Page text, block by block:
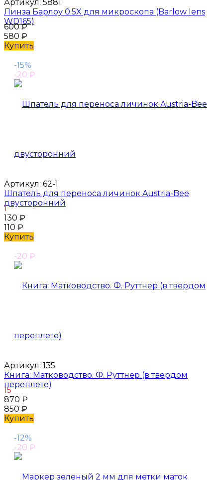
Артикул: 5881
Линза Барлоу 0.5X для микроскопа (Barlow lens
WD165)
600₽
580 ₽
Купить
-15%
-20 ₽
Артикул: 62-1
Шпатель для переноса личинок Austria-Bee
двусторонний
1
130 ₽
110 ₽
Купить
-20 ₽
Артикул: 135
Книга: Матководство. Ф. Руттнер (в твердом
переплете)
15
870 ₽
850 ₽
Купить
-12%
-20 ₽